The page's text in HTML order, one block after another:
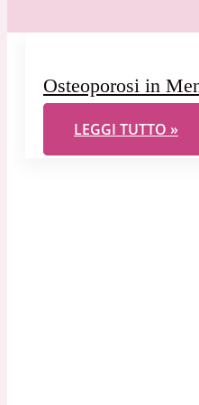
Osteoporosi in
OSTEOPOROSI
LEGGI TUTTO »